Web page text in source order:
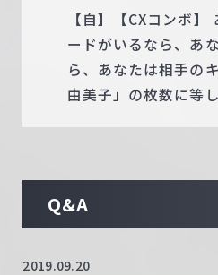
【自】【CXコンボ
ードがいるなら、あ
ら、あなたは相手の
由美子」の枚数に等
Q&A
2019.09.20